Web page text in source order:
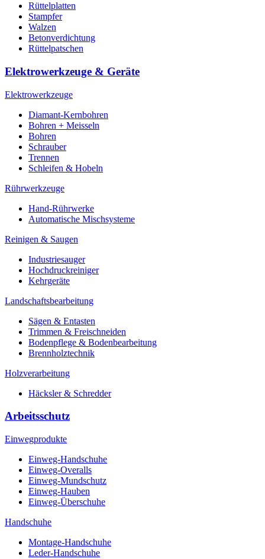
Rüttelplatten
Stampfer
Walzen
Betonverdichtung
Rüttelpatschen
Elektrowerkzeuge & Geräte
Elektrowerkzeuge
Diamant-Kernbohren
Bohren + Meisseln
Bohren
Schrauber
Trennen
Schleifen & Hobeln
Rührwerkzeuge
Hand-Rührwerke
Automatische Mischsysteme
Reinigen & Saugen
Industriesauger
Hochdruckreiniger
Kehrgeräte
Landschaftsbearbeitung
Sägen & Entasten
Trimmen & Freischneiden
Bodenpflege & Bodenbearbeitung
Brennholztechnik
Holzverarbeitung
Häcksler & Schredder
Arbeitsschutz
Einwegprodukte
Einweg-Handschuhe
Einweg-Overalls
Einweg-Mundschutz
Einweg-Hauben
Einweg-Überschuhe
Handschuhe
Montage-Handschuhe
Leder-Handschuhe